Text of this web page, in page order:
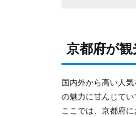
京都府が
国内外から高い人
の魅力に甘んじて
ここでは、京都府